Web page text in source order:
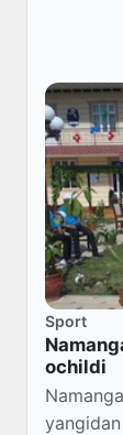
Sport
ochildi